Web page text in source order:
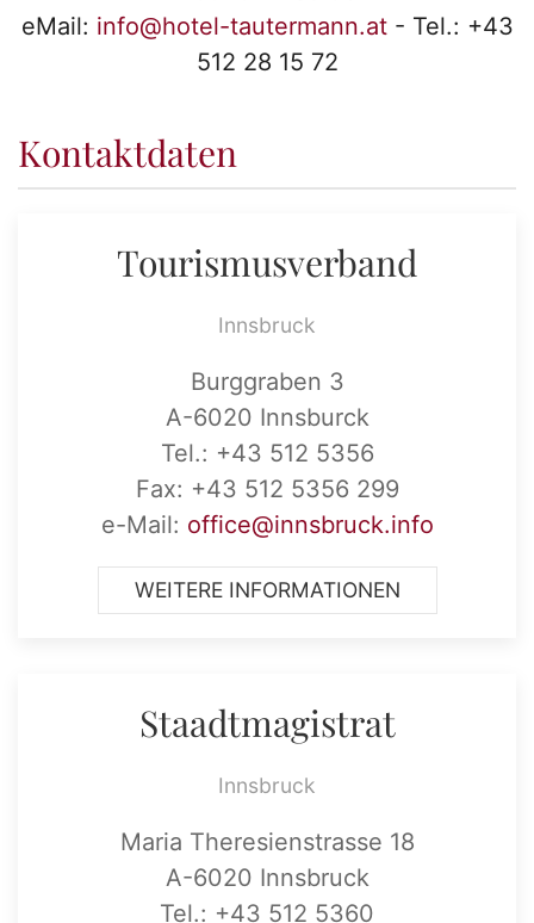
eMail: info@hotel-tautermann.at- Tel.: +43
512 28 15 72
Kontaktdaten
Tourismusverband
Innsbruck
Burggraben 3
A-6020 Innsburck
Tel.: +43 512 5356
Fax: +43 512 5356 299
e-Mail: office@innsbruck.info
WEITERE INFORMATIONEN
Staadtmagistrat
Innsbruck
Maria Theresienstrasse 18
A-6020 Innsbruck
Tel.: +43 512 5360